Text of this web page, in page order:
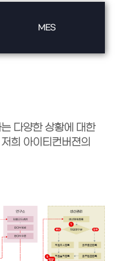
MES
다양한 상황에 대한
희 아이티컨버젼의